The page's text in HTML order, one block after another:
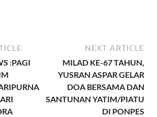
:PAGI
NEXT ARTICLE
MILAD KE-67 TAHUN,
YUSRAN ASPAR GELAR
DOA BERSAMA DAN
SANTUNAN YATIM/PIATU
DI PONPES